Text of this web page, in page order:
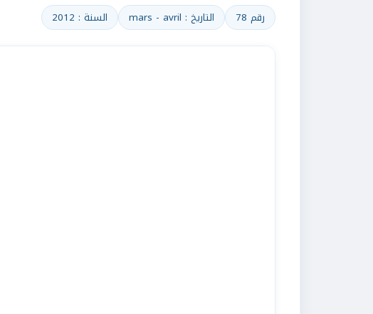
رقم 78 التاريخ : mars - avril السنة : 2012